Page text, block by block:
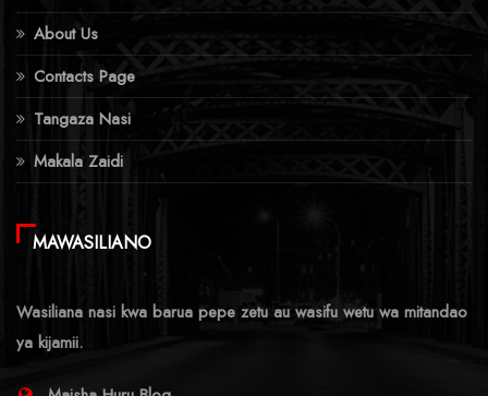
About Us
Contacts Page
Tangaza Nasi
Makala Zaidi
MAWASILIANO
Wasiliana nasi kwa barua pepe zetu au wasifu wetu wa mitandao
ya kijamii.